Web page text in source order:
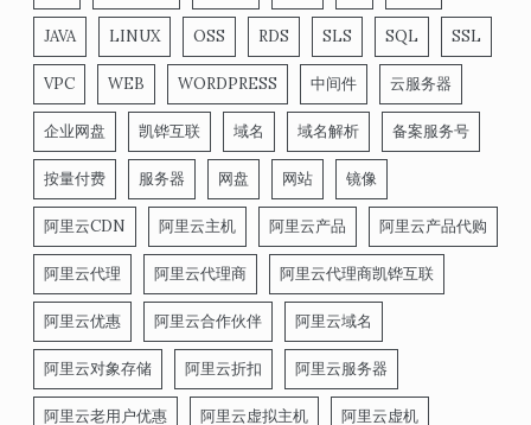
JAVA LINUX OSS RDS SLS SQL SSL
VPC WEB WORDPRESS 中间件 云服务器
企业网盘 凯铧互联 域名 域名解析 备案服务号
按量付费 服务器 网盘 网站 镜像
阿里云CDN 阿里云主机 阿里云产品 阿里云产品代购
阿里云代理 阿里云代理商 阿里云代理商凯铧互联
阿里云优惠 阿里云合作伙伴 阿里云域名
阿里云对象存储 阿里云折扣 阿里云服务器
阿里云老用户优惠 阿里云虚拟主机 阿里云虚机